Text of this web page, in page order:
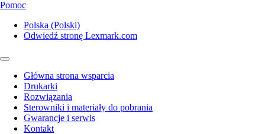
Pomoc
Polska (Polski)
Odwiedź stronę Lexmark.com
Główna strona wsparcia
Drukarki
Rozwiązania
Sterowniki i materiały do pobrania
Gwarancje i serwis
Kontakt